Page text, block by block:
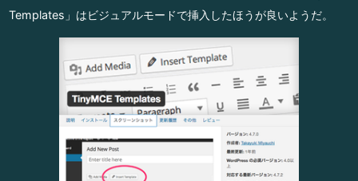
Templates」はビジュアルモードで挿入したほうが良いようだ。